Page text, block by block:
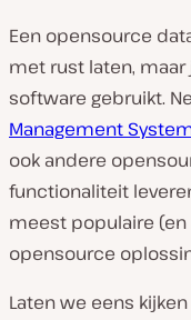
Een opensource
met rust laten, maar
software gebruikt.
Management
ook andere
functionaliteit
meest populaire
opensource
Laten we eens